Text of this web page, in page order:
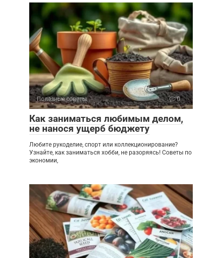
Полезные советы 0
Как заниматься любимым делом,
не нанося ущерб бюджету
Любите рукоделие, спорт или коллекционирование?
Узнайте, как заниматься хобби, не разоряясь! Советы по
экономии,